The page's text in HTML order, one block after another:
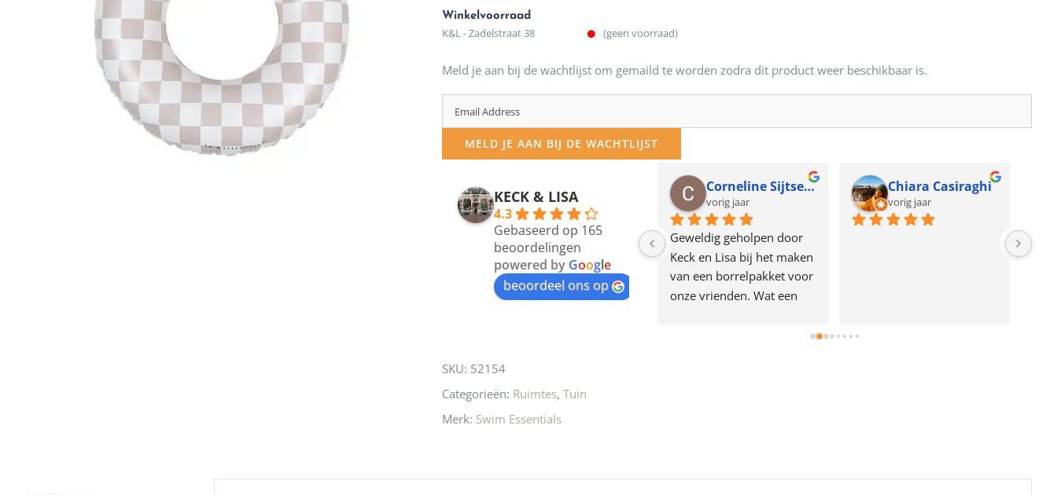
Winkelvoorraad
K&L - Zadelstraat 38 (geen voorraad)
Meld je aan bij de wachtlijst om gemaild te worden zodra dit product weer beschikbaar is.
Enter
your
email
MELD JE AAN BIJ DE WACHTLIJST
KECK & LISA
4.3
Gebaseerd op 165
beoordelingen
powered by Google
beoordeel ons op
ook heel aardig en gezellig
12 maanden geleden
Waarom in hemelsnaam
de woonwinkel op de
klippen  laten lopen? Waar
moeten nu de design
Corneline Sijtsema
vorig jaar
Geweldig geholpen door
Keck en Lisa bij het maken
van een borrelpakket voor
onze vrienden. Wat een
Chiara Casiraghi
vorig jaar
SKU: 52154
Categorieën: Ruimtes, Tuin
Merk: Swim Essentials